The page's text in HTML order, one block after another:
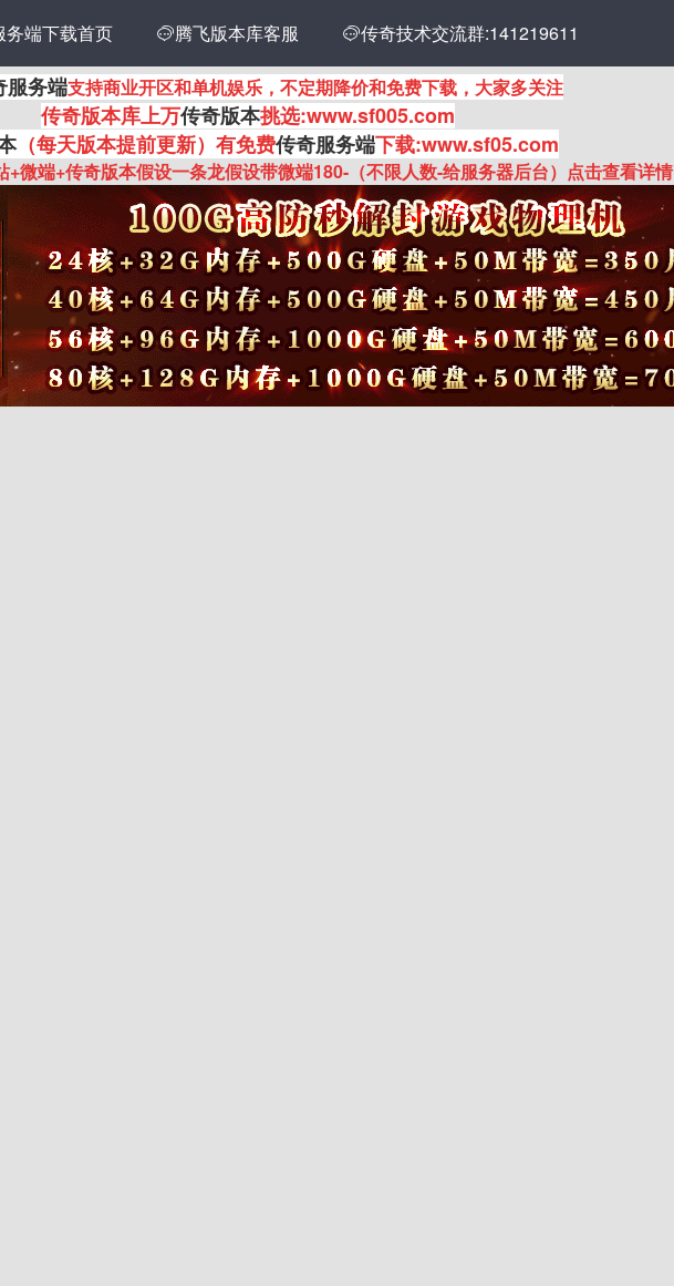
务端下载首页 腾飞版本库客服 传奇技术交流群:141219611
服务端支持商业开区和单机娱乐，不定期降价和免费下载，大家多关注
传奇版本库上万传奇版本挑选:www.sf005.com
（每天版本提前更新）有免费传奇服务端下载:www.sf05.com
+微端+传奇版本假设一条龙假设带微端180-（不限人数-给服务器后台）点击查看详情